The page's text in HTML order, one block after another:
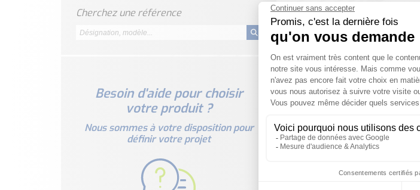
Cherchez une référence
Besoin d'aide pour choisir
votre produit ?
Nous sommes à votre disposition pour
définir votre projet